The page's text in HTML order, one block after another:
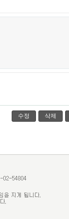
수정 삭제